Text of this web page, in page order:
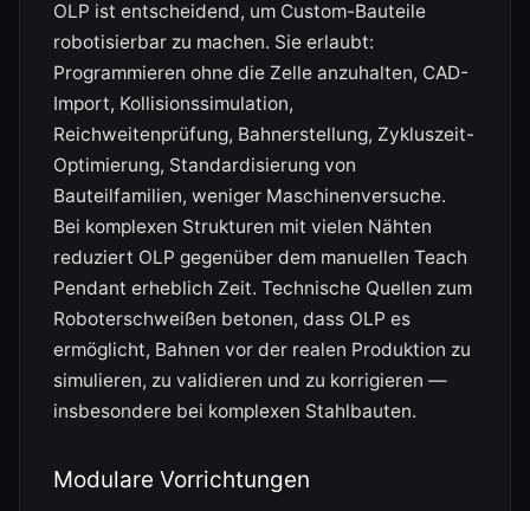
OLP ist entscheidend, um Custom-Bauteile
robotisierbar zu machen. Sie erlaubt:
Programmieren ohne die Zelle anzuhalten, CAD-
Import, Kollisionssimulation,
Reichweitenprüfung, Bahnerstellung, Zykluszeit-
Optimierung, Standardisierung von
Bauteilfamilien, weniger Maschinenversuche.
Bei komplexen Strukturen mit vielen Nähten
reduziert OLP gegenüber dem manuellen Teach
Pendant erheblich Zeit. Technische Quellen zum
Roboterschweißen betonen, dass OLP es
ermöglicht, Bahnen vor der realen Produktion zu
simulieren, zu validieren und zu korrigieren —
insbesondere bei komplexen Stahlbauten.
Modulare Vorrichtungen